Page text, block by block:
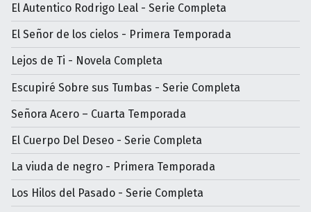
El Autentico Rodrigo Leal - Serie Completa
El Señor de los cielos - Primera Temporada
Lejos de Ti - Novela Completa
Escupiré Sobre sus Tumbas - Serie Completa
Señora Acero – Cuarta Temporada
El Cuerpo Del Deseo - Serie Completa
La viuda de negro - Primera Temporada
Los Hilos del Pasado - Serie Completa